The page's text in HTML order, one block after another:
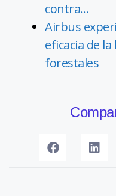
contra…
Airbus
eficacia de
forestales